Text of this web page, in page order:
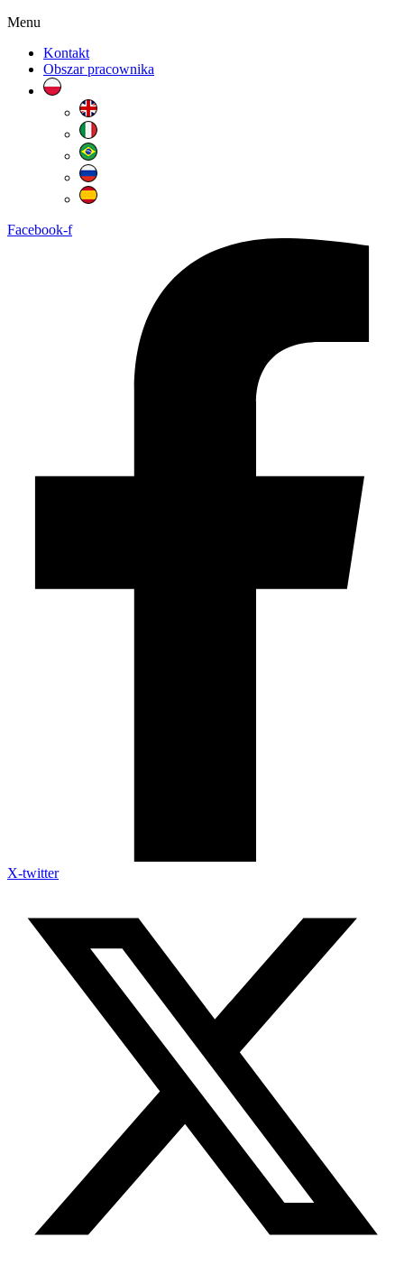
Menu
Kontakt
Obszar pracownika
Facebook-f
X-twitter